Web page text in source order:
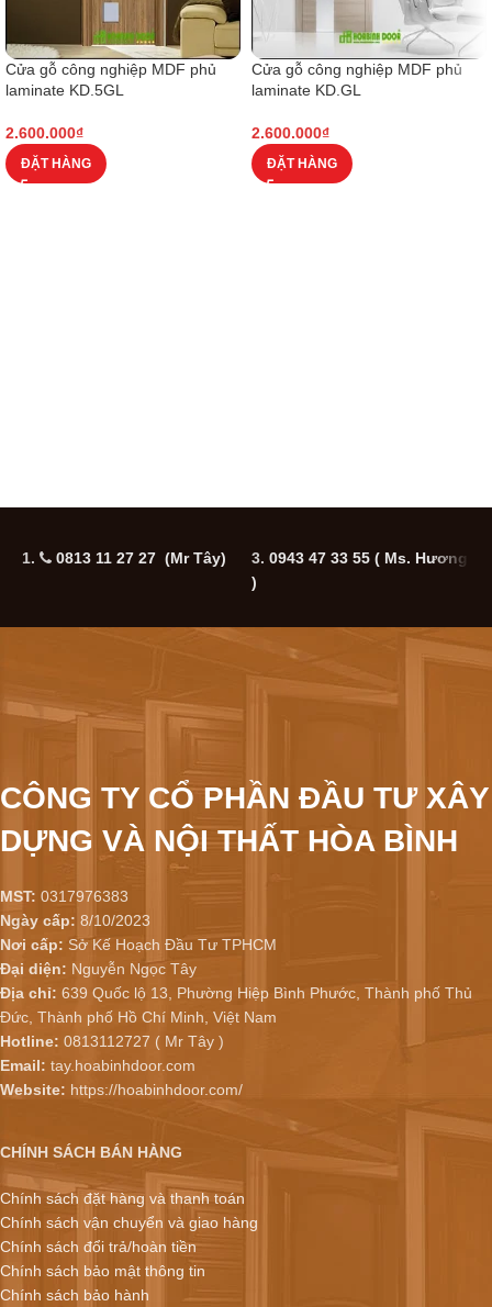
Cửa gỗ công nghiệp MDF phủ
laminate KD.5GL
2.600.000₫
ĐẶT HÀNG
Cửa gỗ công nghiệp MDF phủ
laminate KD.GL
2.600.000₫
ĐẶT HÀNG
1. 0813 11 27 27 (Mr Tây) 3. 0943 47 33 55 ( Ms. Hương
)
CÔNG TY CỔ PHẦN ĐẦU TƯ XÂY
DỰNG VÀ NỘI THẤT HÒA BÌNH
MST: 0317976383
Ngày cấp: 8/10/2023
Nơi cấp: Sở Kế Hoạch Đầu Tư TPHCM
Đại diện: Nguyễn Ngọc Tây
Địa chỉ: 639 Quốc lộ 13, Phường Hiệp Bình Phước, Thành phố Thủ
Đức, Thành phố Hồ Chí Minh, Việt Nam
Hotline: 0813112727 ( Mr Tây )
Email: tay.hoabinhdoor.com
Website: https://hoabinhdoor.com/
CHÍNH SÁCH BÁN HÀNG
Chính sách đặt hàng và thanh toán
Chính sách vận chuyển và giao hàng
Chính sách đổi trả/hoàn tiền
Chính sách bảo mật thông tin
Chính sách bảo hành